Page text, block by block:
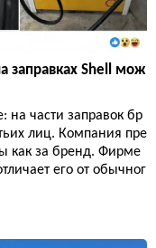
заправках Shell мож
на части заправок бр
лиц. Компания пре
как за бренд. Фирме
его от обычног